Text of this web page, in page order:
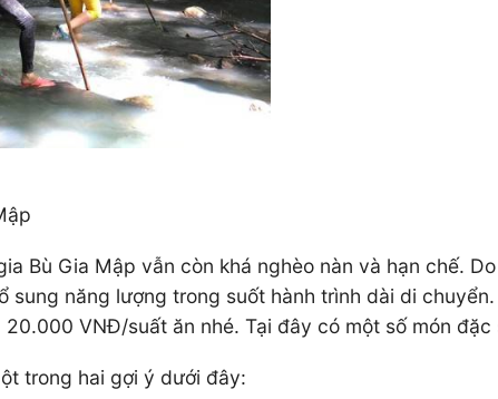
Bù Gia Mập vẫn còn khá nghèo nàn và hạn chế.
năng lượng trong suốt hành trình dài di
VNĐ/suất ăn nhé. Tại đây có một số món
trong hai gợi ý dưới đây: